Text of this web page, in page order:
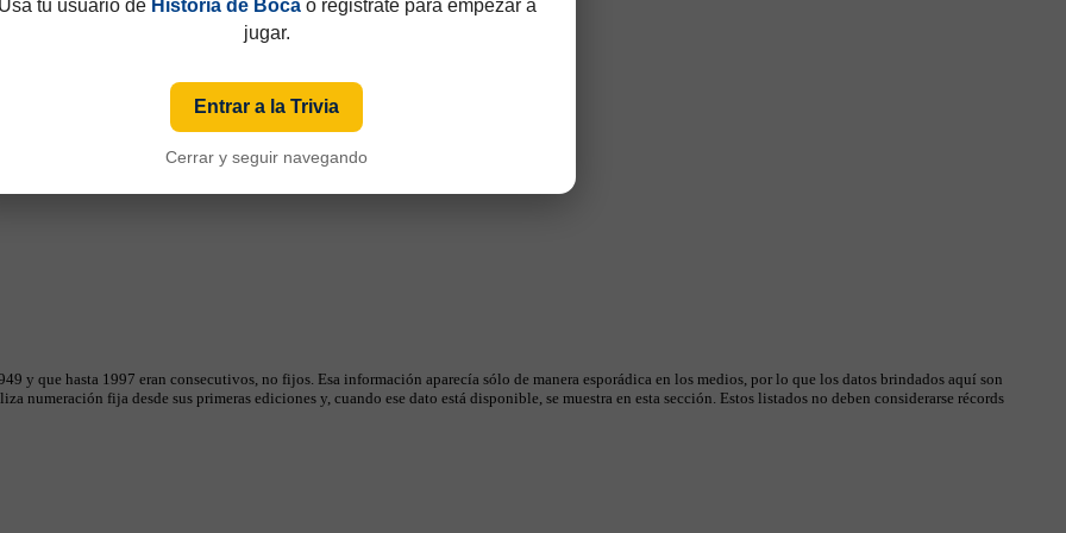
y que hasta 1997 eran consecutivos, no fijos. Esa información aparecía sólo de manera esporádica en los medios, por lo que los datos brindados aquí son
numeración fija desde sus primeras ediciones y, cuando ese dato está disponible, se muestra en esta sección. Estos listados no deben considerarse récords
tu usuario de Historia de Bocao registrate para empezar a
jugar.
Entrar a la Trivia
Cerrar y seguir navegando